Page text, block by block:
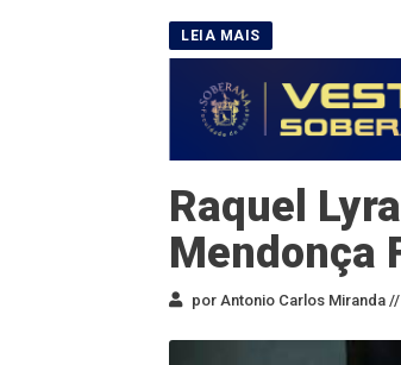
Raquel
Mendonça
por Antonio Carlos Miranda //